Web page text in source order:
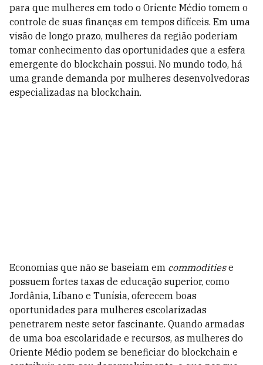
para que mulheres em todo o Oriente Médio tomem o
controle de suas finanças em tempos difíceis. Em uma
visão de longo prazo, mulheres da região poderiam
tomar conhecimento das oportunidades que a esfera
emergente do blockchain possui. No mundo todo, há
uma grande demanda por mulheres desenvolvedoras
especializadas na blockchain.
Economias que não se baseiam em commoditiese
possuem fortes taxas de educação superior, como
Jordânia, Líbano e Tunísia, oferecem boas
oportunidades para mulheres escolarizadas
penetrarem neste setor fascinante. Quando armadas
de uma boa escolaridade e recursos, as mulheres do
Oriente Médio podem se beneficiar do blockchain e